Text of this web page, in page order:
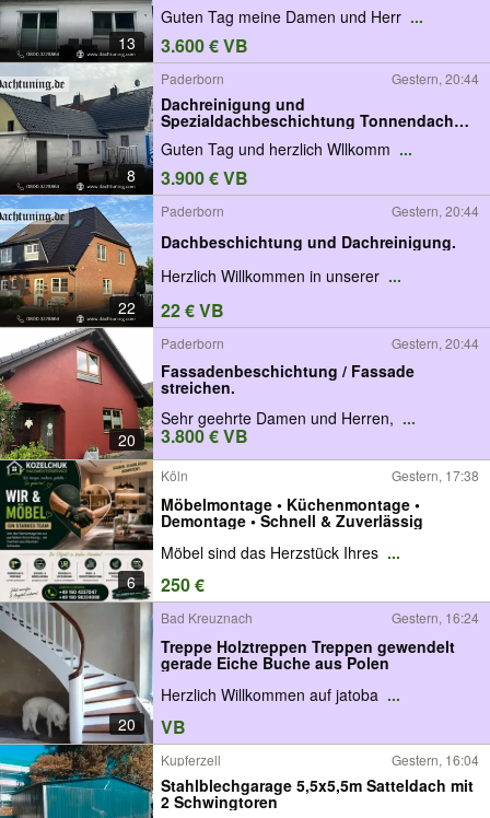
13
Guten Tag meine Damen und Herr ...
3.600 € VB
8
Paderborn Gestern, 20:44
Dachreinigung und
Spezialdachbeschichtung Tonnendach
Betonstein
Guten Tag und herzlich Wllkomm ...
3.900 € VB
22
Paderborn Gestern, 20:44
Dachbeschichtung und Dachreinigung.
Herzlich Willkommen in unserer ...
22 € VB
20
Paderborn Gestern, 20:44
Fassadenbeschichtung / Fassade
streichen.
Sehr geehrte Damen und Herren, ...
3.800 € VB
6
Köln Gestern, 17:38
Möbelmontage • Küchenmontage •
Demontage • Schnell & Zuverlässig
Möbel sind das Herzstück Ihres ...
250 €
20
Bad Kreuznach Gestern, 16:24
Treppe Holztreppen Treppen gewendelt
gerade Eiche Buche aus Polen
Herzlich Willkommen auf jatoba ...
VB
Kupferzell Gestern, 16:04
Stahlblechgarage 5,5x5,5m Satteldach mit
2 Schwingtoren